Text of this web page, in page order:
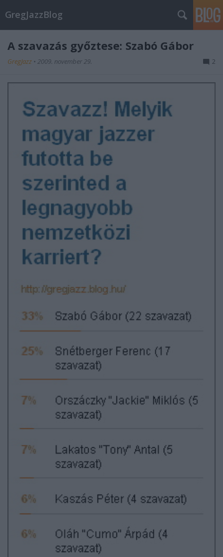
GregJazzBlog
A szavazás győztese: Szabó Gábor
GregJazz • 2009. november 29. 2